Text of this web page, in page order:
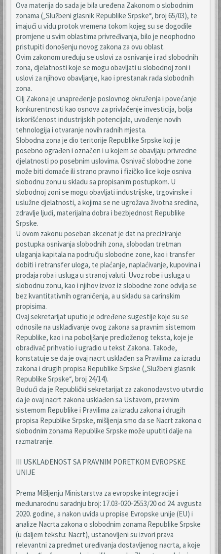
Ova materija do sada je bila uređena Zakonom o slobodnim
zonama („Službeni glasnik Republike Srpske“, broj 65/03), te
imajući u vidu protok vremena tokom kojeg su se dogodile
promjene u svim oblastima privređivanja, bilo je neophodno
pristupiti donošenju novog zakona za ovu oblast.
Ovim zakonom uređuju se uslovi za osnivanje i rad slobodnih
zona, djelatnosti koje se mogu obavljati u slobodnoj zoni i
uslovi za njihovo obavljanje, kao i prestanak rada slobodnih
zona.
Cilj Zakona je unapređenje poslovnog okruženja i povećanje
konkurentnosti kao osnova za privlačenje investicija, bolja
iskorišćenost industrijskih potencijala, uvođenje novih
tehnologija i otvaranje novih radnih mjesta.
Slobodna zona je dio teritorije Republike Srpske koji je
posebno ograđen i označen i u kojem se obavljaju privredne
djelatnosti po posebnim uslovima. Osnivač slobodne zone
može biti domaće ili strano pravno i fizičko lice koje osniva
slobodnu zonu u skladu sa propisanim postupkom. U
slobodnoj zoni se mogu obavljati industrijske, trgovinske i
uslužne djelatnosti, a kojima se ne ugrožava životna sredina,
zdravlje ljudi, materijalna dobra i bezbjednost Republike
Srpske.
U ovom zakonu poseban akcenat je dat na preciziranje
postupka osnivanja slobodnih zona, slobodan tretman
ulaganja kapitala na području slobodne zone, kao i transfer
dobiti i retransfer uloga, te plaćanje, naplaćivanje, kupovina i
prodaja roba i usluga u stranoj valuti. Uvoz robe i usluga u
slobodnu zonu, kao i njihov izvoz iz slobodne zone odvija se
bez kvantitativnih ograničenja, a u skladu sa carinskim
propisima.
Ovaj sekretarijat uputio je određene sugestije koje su se
odnosile na usklađivanje ovog zakona sa pravnim sistemom
Republike, kao i na poboljšanje predloženog teksta, koje je
obrađivač prihvatio i ugradio u tekst Zakona. Takođe,
konstatuje se da je ovaj nacrt usklađen sa Pravilima za izradu
zakona i drugih propisa Republike Srpske („Službeni glasnik
Republike Srpske“, broj 24/14).
Budući da je Republički sekretarijat za zakonodavstvo utvrdio
da je ovaj nacrt zakona usklađen sa Ustavom, pravnim
sistemom Republike i Pravilima za izradu zakona i drugih
propisa Republike Srpske, mišljenja smo da se Nacrt zakona o
slobodnim zonama Republike Srpske može uputiti dalje na
razmatranje.
III USKLAĐENOST SA PRAVNIM PORETKOM EVROPSKE
UNIJE
Prema Mišljenju Ministarstva za evropske integracije i
međunarodnu saradnju broj: 17.03-020-2553/20 od 24. avgusta
2020. godine, a nakon uvida u propise Evropske unije (EU) i
analize Nacrta zakona o slobodnim zonama Republike Srpske
(u daljem tekstu: Nacrt), ustanovljeni su izvori prava
relevantni za predmet uređivanja dostavljenog nacrta, a koje